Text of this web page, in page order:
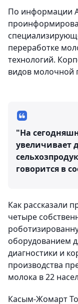
По информации
переработке
технологий.
видов молочной
"На
увеличивает
говорится в
Как рассказали
четыре
оборудованием
диагностики и
производства
молока в 22
Касым-Жомарт